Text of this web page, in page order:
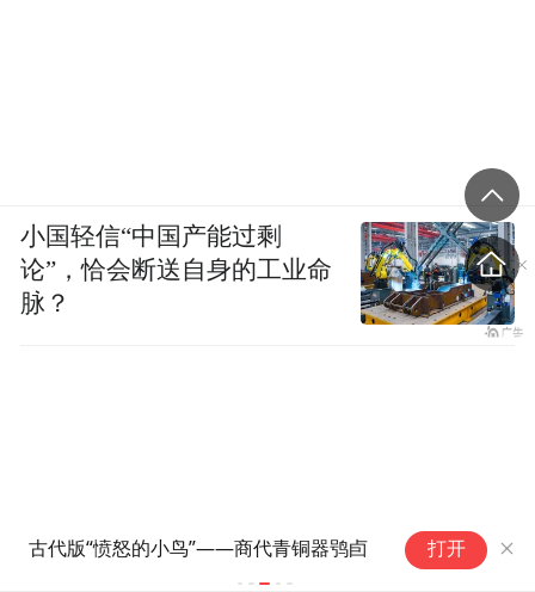
古代版“愤怒的小鸟”——商代青铜器鸮卣 打开
小国轻信“中国产能过剩
论”，恰会断送自身的工业命
脉？